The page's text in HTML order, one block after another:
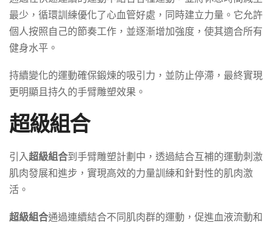
最少，循環訓練優化了心血管好處，同時建立力量。它允許
個人按照自己的節奏工作，並逐漸增加強度，使其適合所有
健身水平。
持續變化的運動確保鍛煉的吸引力，並防止停滯，最終實現
更明顯且持久的手臂雕塑效果。
超級組合
引入 超級組合到手臂雕塑計劃中，透過結合互補的運動刺激
肌肉發展和進步，實現高效的力量訓練和針對性的肌肉激
活。
超級組合通過連續結合不同肌肉群的運動，促進血液流動和